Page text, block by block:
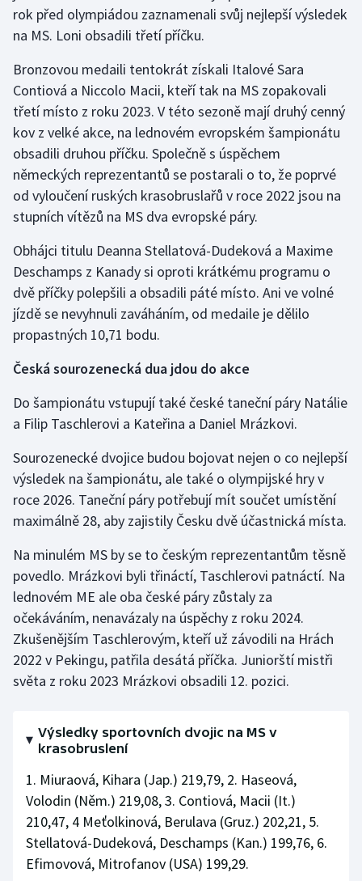
Stolní tenis
Veslování
Vodní slalom
Volejbal
Ostatní
rok před olympiádou zaznamenali svůj nejlepší výsledek
na MS. Loni obsadili třetí příčku.
Bronzovou medaili tentokrát získali Italové Sara
Contiová a Niccolo Macii, kteří tak na MS zopakovali
třetí místo z roku 2023. V této sezoně mají druhý cenný
kov z velké akce, na lednovém evropském šampionátu
obsadili druhou příčku. Společně s úspěchem
německých reprezentantů se postarali o to, že poprvé
od vyloučení ruských krasobruslařů v roce 2022 jsou na
stupních vítězů na MS dva evropské páry.
Obhájci titulu Deanna Stellatová-Dudeková a Maxime
Deschamps z Kanady si oproti krátkému programu o
dvě příčky polepšili a obsadili páté místo. Ani ve volné
jízdě se nevyhnuli zaváháním, od medaile je dělilo
propastných 10,71 bodu.
Česká sourozenecká dua jdou do akce
Do šampionátu vstupují také české taneční páry Natálie
a Filip Taschlerovi a Kateřina a Daniel Mrázkovi.
Sourozenecké dvojice budou bojovat nejen o co nejlepší
výsledek na šampionátu, ale také o olympijské hry v
roce 2026. Taneční páry potřebují mít součet umístění
maximálně 28, aby zajistily Česku dvě účastnická místa.
Na minulém MS by se to českým reprezentantům těsně
povedlo. Mrázkovi byli třináctí, Taschlerovi patnáctí. Na
lednovém ME ale oba české páry zůstaly za
očekáváním, nenavázaly na úspěchy z roku 2024.
Zkušenějším Taschlerovým, kteří už závodili na Hrách
2022 v Pekingu, patřila desátá příčka. Juniorští mistři
světa z roku 2023 Mrázkovi obsadili 12. pozici.
Výsledky sportovních dvojic na MS v
krasobruslení
1. Miuraová, Kihara (Jap.) 219,79, 2. Haseová,
Volodin (Něm.) 219,08, 3. Contiová, Macii (It.)
210,47, 4 Meťolkinová, Berulava (Gruz.) 202,21, 5.
Stellatová-Dudeková, Deschamps (Kan.) 199,76, 6.
Efimovová, Mitrofanov (USA) 199,29.